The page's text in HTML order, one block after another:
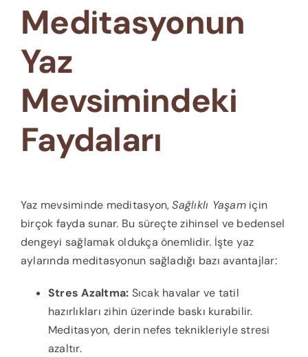
Meditasyonun
Yaz
Mevsimindeki
Faydaları
Yaz mevsiminde meditasyon,Sağlıklı Yaşamiçin
birçok fayda sunar. Bu süreçte zihinsel ve bedensel
dengeyi sağlamak oldukça önemlidir. İşte yaz
aylarında meditasyonun sağladığı bazı avantajlar:
Stres Azaltma: Sıcak havalar ve tatil
hazırlıkları zihin üzerinde baskı kurabilir.
Meditasyon, derin nefes teknikleriyle stresi
azaltır.